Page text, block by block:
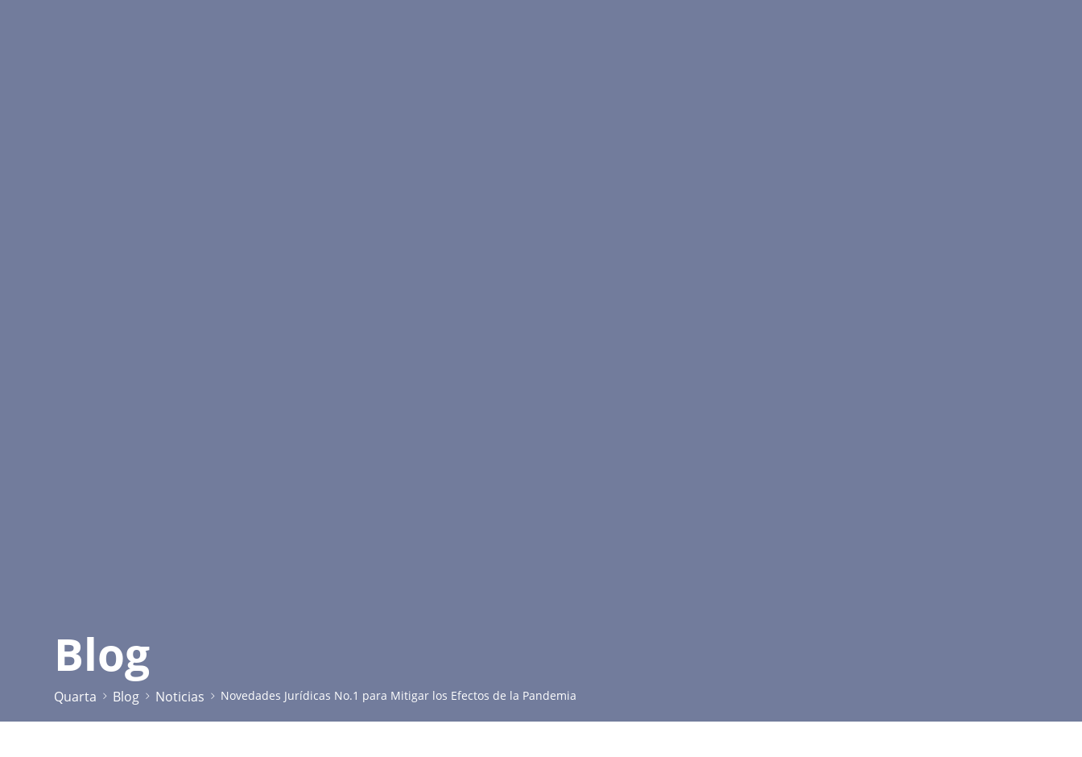
Blog
Quarta Blog Noticias Novedades Jurídicas No.1 para Mitigar los Efectos de la Pandemia